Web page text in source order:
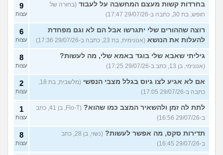
בחרדות קשות מעצם המחשבה על לעבוד (בחורה של
חופש, בת 30, כתבה ב-29/07/26 17:47)
9
עצות
רוצה שההורים שלי יתגרשו אבל הם לא וגם מפחדת
להעלות את הנושא (אנונימית, בת 23, כתבה ב-29/07/26 17:36)
6
עצות
גיליתי שאבא שלי בוגד באמא שלי, מה לעשות?
(אנונימי, בן 13, כתב ב-29/07/26 17:25)
8
עצות
אם לא אגיע לצו גיוס בגלל מצבי הנפשי
(מלשבית, בת 18,
כתבה ב-29/07/26 17:05)
2
עצות
לתת לה זמן ולהשאיר המצב כמו שהוא?
(Flo-T, בן 41, כתב
ב-29/07/26 16:56)
1
עצות
תדירות סקס, מה אפשר לעשות?
(נשוי, בן 28, כתב
ב-29/07/26 16:45)
8
עצות